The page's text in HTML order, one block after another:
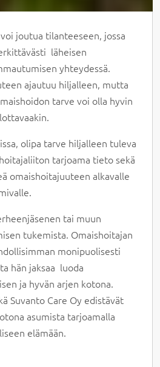
joutua tilanteeseen, jossa
läheisen
yhteydessä.
ajautuu hiljalleen, mutta
tarve voi olla hyvin
olipa tarve hiljalleen tuleva
tarjoama tieto sekä
omaishoitajuuteen alkavalle
tai muun
tukemista. Omaishoitajan
monipuolisesti
hän jaksaa luoda
ja hyvän arjen kotona.
Suvanto Care Oy edistävät
asumista tarjoamalla
elämään.